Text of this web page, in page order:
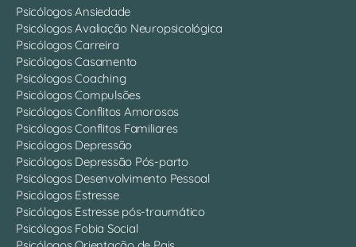
Psicólogos Ansiedade
Psicólogos Avaliação Neuropsicológica
Psicólogos Carreira
Psicólogos Casamento
Psicólogos Coaching
Psicólogos Compulsões
Psicólogos Conflitos Amorosos
Psicólogos Conflitos Familiares
Psicólogos Depressão
Psicólogos Depressão Pós-parto
Psicólogos Desenvolvimento Pessoal
Psicólogos Estresse
Psicólogos Estresse pós-traumático
Psicólogos Fobia Social